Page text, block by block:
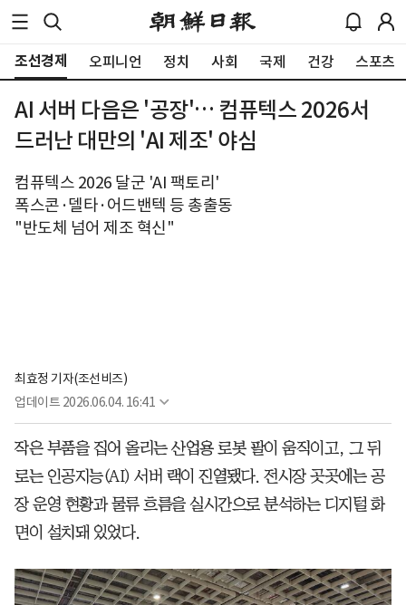
조선경제 오피니언 정치 사회 국제 건강 스포츠
AI 서버 다음은 '공장'… 컴퓨텍스 2026서
드러난 대만의 'AI 제조' 야심
컴퓨텍스 2026 달군 'AI 팩토리'
폭스콘·델타·어드밴텍 등 총출동
"반도체 넘어 제조 혁신"
최효정 기자(조선비즈)
업데이트 2026.06.04. 16:41
작은 부품을 집어 올리는 산업용 로봇 팔이 움직이고, 그 뒤
로는 인공지능(AI) 서버 랙이 진열됐다. 전시장 곳곳에는 공
장 운영 현황과 물류 흐름을 실시간으로 분석하는 디지털 화
면이 설치돼 있었다.